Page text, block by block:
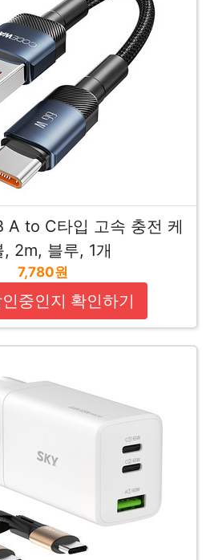
A to C타입 고속 충전 케
, 2m, 블루, 1개
7,780원
중인지 확인하기